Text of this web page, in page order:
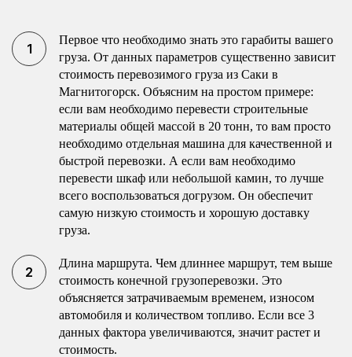
Первое что необходимо знать это гарабиты вашего
груза. От данных параметров существенно зависит
стоимость перевозимого груза из Саки в
Магнитогорск. Объясним на простом примере:
если вам необходимо перевести строительные
материалы общей массой в 20 тонн, то вам просто
необходимо отдельная машина для качественной и
быстрой перевозки. А если вам необходимо
перевести шкаф или небольшой камин, то лучше
всего воспользоваться догрузом. Он обеспечит
самую низкую стоимость и хорошую доставку
груза.
Длина маршрута. Чем длиннее маршрут, тем выше
стоимость конечной грузоперевозки. Это
объясняется затрачиваемым временем, износом
автомобиля и количеством топливо. Если все 3
данных фактора увеличиваются, значит растет и
стоимость.